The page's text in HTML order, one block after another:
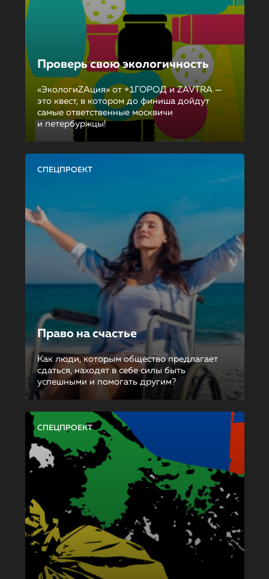
Проверь свою экологичность
«ЭкологиZAция» от +1ГОРОД и ZAVTRA —
это квест, в котором до финиша дойдут
самые ответственные москвичи
и петербуржцы!
СПЕЦПРОЕКТ
Право на счастье
Как люди, которым общество предлагает
сдаться, находят в себе силы быть
успешными и помогать другим?
СПЕЦПРОЕКТ